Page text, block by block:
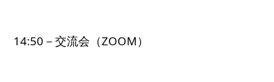
14:50－交流会（ZOOM）